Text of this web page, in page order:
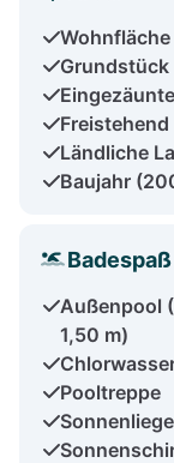
Wohnfläche
Grundstück
Freistehend
Ländliche
Baujahr
Badespaß
Außenpool
1,50 m)
Pooltreppe